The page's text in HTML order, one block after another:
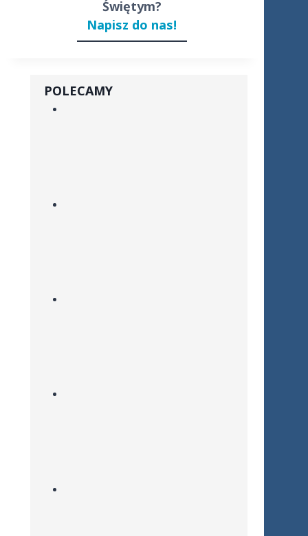
Świętym?
Napisz do nas!
POLECAMY